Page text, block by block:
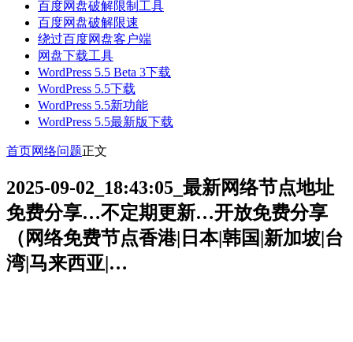
百度网盘破解限制工具
百度网盘破解限速
绕过百度网盘客户端
网盘下载工具
WordPress 5.5 Beta 3下载
WordPress 5.5下载
WordPress 5.5新功能
WordPress 5.5最新版下载
首页网络问题正文
2025-09-02_18:43:05_最新网络节点地址
免费分享…不定期更新…开放免费分享
（网络免费节点香港|日本|韩国|新加坡|台
湾|马来西亚|…